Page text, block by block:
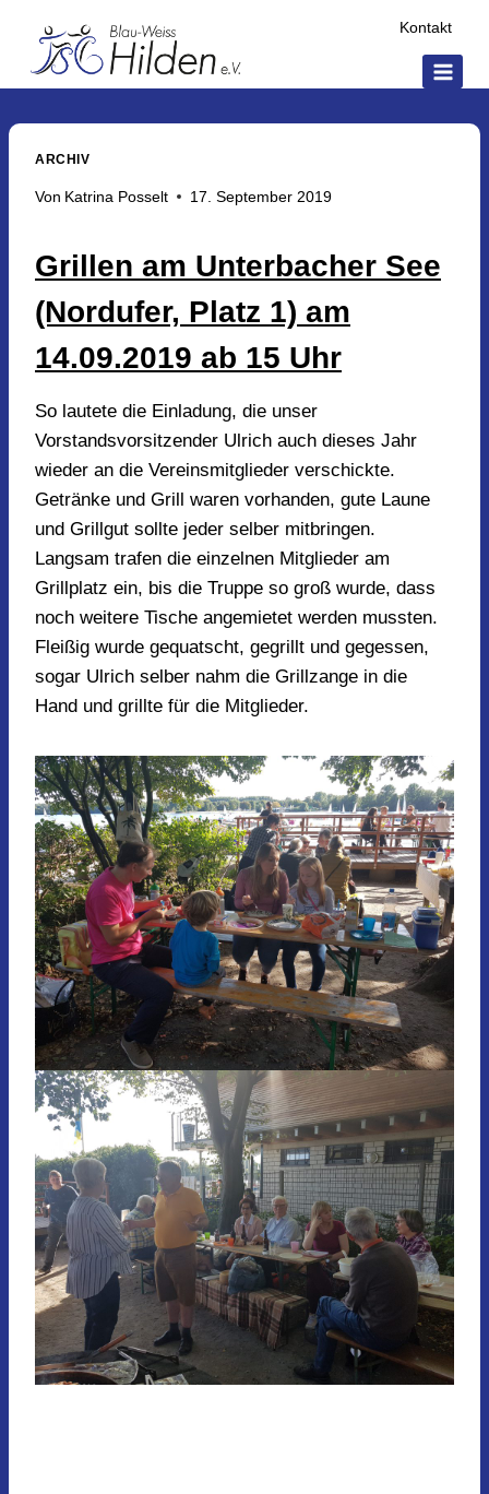
Inhalt
springen
Kontakt
ARCHIV
Von Katrina Posselt 17. September 2019
Grillen am Unterbacher See
(Nordufer, Platz 1) am
14.09.2019 ab 15 Uhr
So lautete die Einladung, die unser
Vorstandsvorsitzender Ulrich auch dieses Jahr
wieder an die Vereinsmitglieder verschickte.
Getränke und Grill waren vorhanden, gute Laune
und Grillgut sollte jeder selber mitbringen.
Langsam trafen die einzelnen Mitglieder am
Grillplatz ein, bis die Truppe so groß wurde, dass
noch weitere Tische angemietet werden mussten.
Fleißig wurde gequatscht, gegrillt und gegessen,
sogar Ulrich selber nahm die Grillzange in die
Hand und grillte für die Mitglieder.